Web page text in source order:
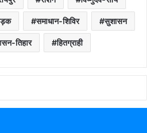
समाधान-शिविर सुशासन
तिहार हितग्राही